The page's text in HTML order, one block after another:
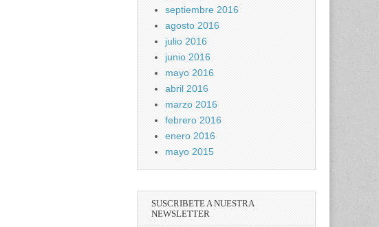
septiembre 2016
agosto 2016
julio 2016
junio 2016
mayo 2016
abril 2016
marzo 2016
febrero 2016
enero 2016
mayo 2015
SUSCRIBETE A NUESTRA
NEWSLETTER